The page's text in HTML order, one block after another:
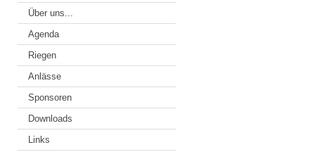
Über uns...
Agenda
Riegen
Anlässe
Sponsoren
Downloads
Links